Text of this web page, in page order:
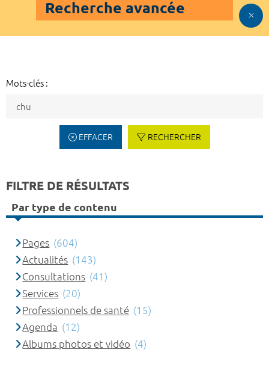
Recherche avancée
Mots-clés :
EFFACER RECHERCHER
FILTRE DE RÉSULTATS
Par type de contenu
Pages (604)
Actualités (143)
Consultations (41)
Services (20)
Professionnels de santé (15)
Agenda (12)
Albums photos et vidéo (4)